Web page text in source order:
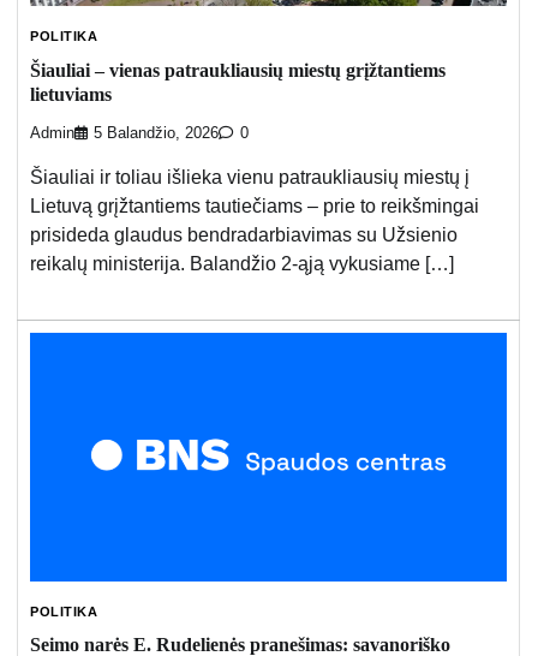
POLITIKA
Šiauliai – vienas patraukliausių miestų grįžtantiems
lietuviams
Admin 5 Balandžio, 2026 0
Šiauliai ir toliau išlieka vienu patraukliausių miestų į
Lietuvą grįžtantiems tautiečiams – prie to reikšmingai
prisideda glaudus bendradarbiavimas su Užsienio
reikalų ministerija. Balandžio 2-ąją vykusiame […]
POLITIKA
Seimo narės E. Rudelienės pranešimas: savanoriško